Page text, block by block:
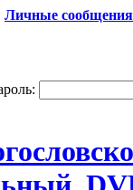
Личные сообщения